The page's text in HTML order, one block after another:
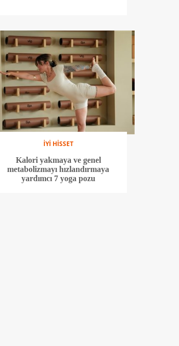
İYİ HİSSET
Kalori yakmaya ve genel
metabolizmayı hızlandırmaya
yardımcı 7 yoga pozu